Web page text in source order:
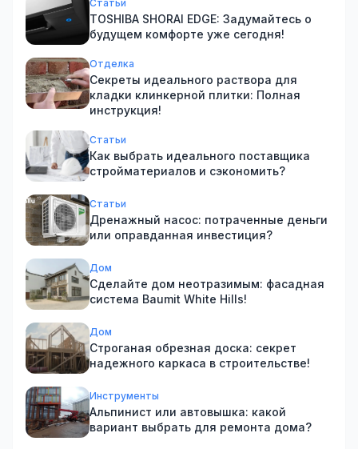
Статьи
TOSHIBA SHORAI EDGE: Задумайтесь о
будущем комфорте уже сегодня!
Отделка
Секреты идеального раствора для
кладки клинкерной плитки: Полная
инструкция!
Статьи
Как выбрать идеального поставщика
стройматериалов и сэкономить?
Статьи
Дренажный насос: потраченные деньги
или оправданная инвестиция?
Дом
Сделайте дом неотразимым: фасадная
система Baumit White Hills!
Дом
Строганая обрезная доска: секрет
надежного каркаса в строительстве!
Инструменты
Альпинист или автовышка: какой
вариант выбрать для ремонта дома?